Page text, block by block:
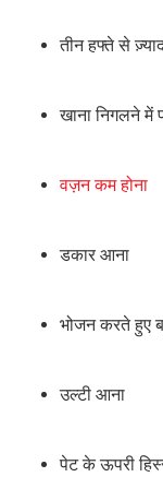
तीन हफ्ते से
खाना निगलने में
वज़न कम होना
डकार आना
भोजन करते हुए
उल्टी आना
पेट के ऊपरी